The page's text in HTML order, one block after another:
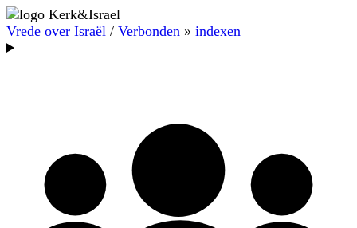
Vrede over Israël / Verbonden » indexen